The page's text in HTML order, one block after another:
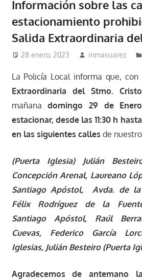
Información sobre las
estacionamiento
Salida Extraordinaria
28 enero, 2023 inmasuarez
La Policía Local informa que,
Extraordinaria del Stmo.
mañanadomingo 29 de Enero
estacionar, desde las 11:30 h
en las siguientes calles de
(Puerta Iglesia) Julián
Concepción Arenal, Laureano
Santiago Apóstol, Avda. de la
Félix Rodríguez de la
Santiago Apóstol, Raúl
Cuevas, Federico García
Iglesias, Julián Besteiro (Puerta
Agradecemos de antemano